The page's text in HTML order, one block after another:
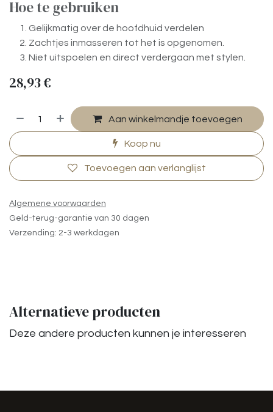
Hoe te gebruiken
Gelijkmatig over de hoofdhuid verdelen
Zachtjes inmasseren tot het is opgenomen.
Niet uitspoelen en direct verdergaan met stylen.
28,93€
Aan winkelmandje toevoegen
Koop nu
Toevoegen aan verlanglijst
Algemene voorwaarden
Geld-terug-garantie van 30 dagen
Verzending: 2-3 werkdagen
Alternatieve producten
Deze andere producten kunnen je interesseren